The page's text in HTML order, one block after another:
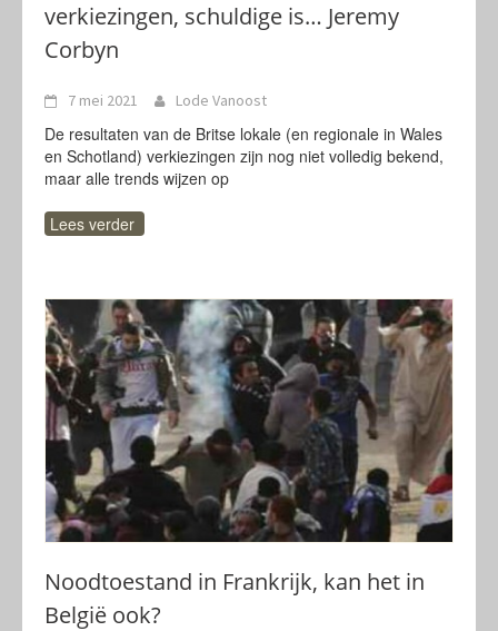
verkiezingen, schuldige is… Jeremy
Corbyn
7 mei 2021 Lode Vanoost
De resultaten van de Britse lokale (en regionale in Wales
en Schotland) verkiezingen zijn nog niet volledig bekend,
maar alle trends wijzen op
Lees verder
Noodtoestand in Frankrijk, kan het in
België ook?